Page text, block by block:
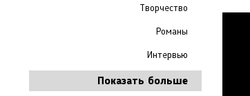
Творчество
Романы
Интервью
Показать больше